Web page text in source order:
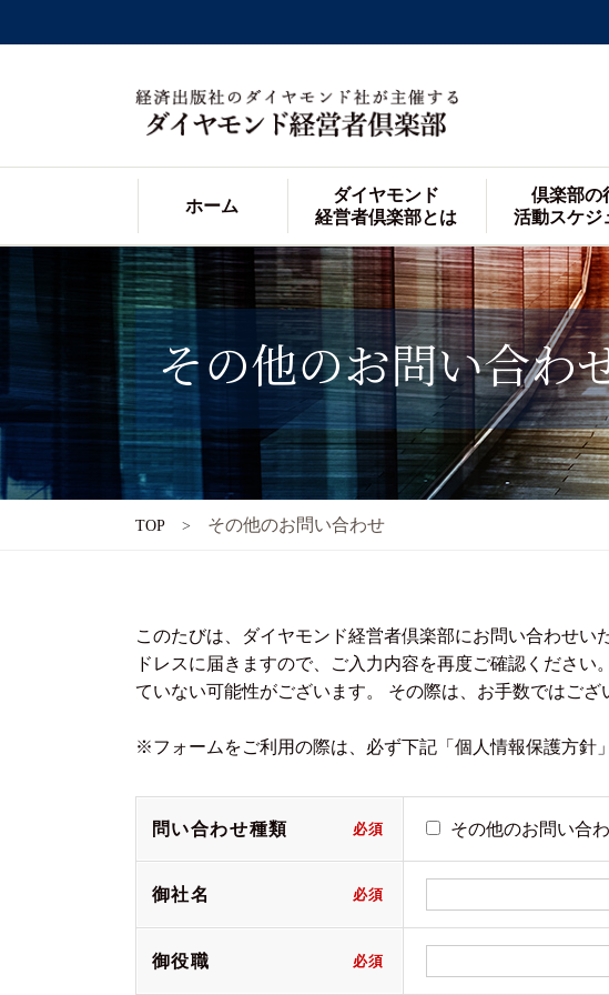
ホーム
ダイヤモンド
経営者倶楽部とは
倶楽部の
活動スケジ
その他のお問い合わ
TOP その他のお問い合わせ
このたびは、ダイヤモンド経営者倶楽部にお問い合わせ
ドレスに届きますので、ご入力内容を再度ご確認くださ
ていない可能性がございます。 その際は、お手数ではご
※フォームをご利用の際は、必ず下記「個人情報保護方針
問い合わせ種類 その他のお問い合
御社名
御役職